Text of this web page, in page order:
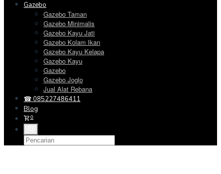
Gazebo
Gazebo Taman
Gazebo Minimalis
Gazebo Kayu Jati
Gazebo Kolam Ikan
Gazebo Kayu Kelapa
Gazebo Kayu
Gazebo
Gazebo Joglo
Jual Alat Rebana
☎ 085227486411
Blog
0